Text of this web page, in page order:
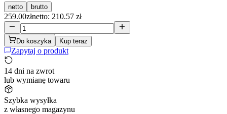
netto brutto
259.00złnetto: 210.57 zł
Do koszyka Kup teraz
Zapytaj o produkt
14 dni na zwrot
lub wymianę towaru
Szybka wysyłka
z własnego magazynu